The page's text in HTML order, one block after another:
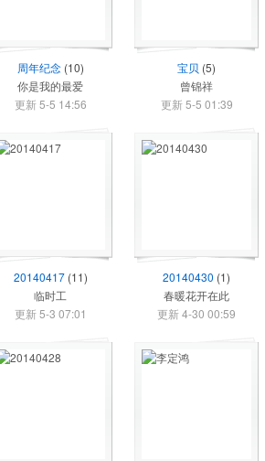
周年纪念(10)
你是我的最爱
更新 5-5 14:56
宝贝 (5)
曾锦祥
更新 5-5 01:39
20140417(11)
临时工
更新 5-3 07:01
20140430 (1)
春暖花开在此
更新 4-30 00:59